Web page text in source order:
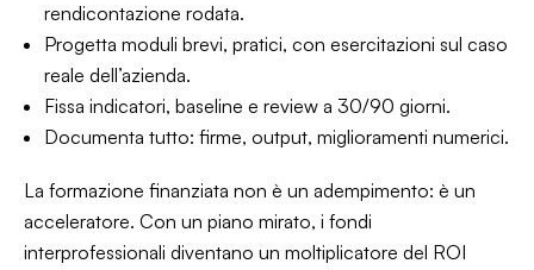
rendicontazione rodata.
Progetta moduli brevi, pratici, con esercitazioni sul caso
reale dell’azienda.
Fissa indicatori, baseline e review a 30/90 giorni.
Documenta tutto: firme, output, miglioramenti numerici.
La formazione finanziata non è un adempimento: è un
acceleratore. Con un piano mirato, i fondi
interprofessionali diventano un moltiplicatore del ROI